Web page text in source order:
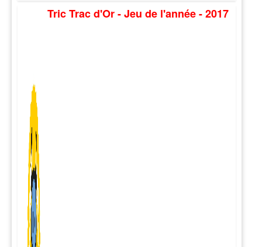
Tric Trac d'Or - Jeu de l'année - 2017